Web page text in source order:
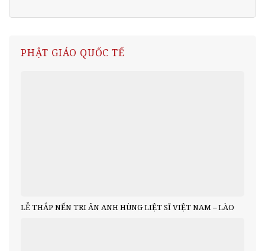
PHẬT GIÁO QUỐC TẾ
LỄ THẮP NẾN TRI ÂN ANH HÙNG LIỆT SĨ VIỆT NAM – LÀO